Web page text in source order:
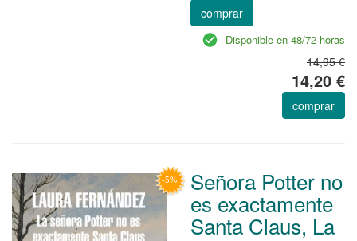
comprar
Disponible en 48/72 horas
14,95 €
14,20 €
comprar
Señora Potter no
es exactamente
Santa Claus, La